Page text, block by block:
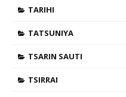
TARIHI
TATSUNIYA
TSARIN SAUTI
TSIRRAI